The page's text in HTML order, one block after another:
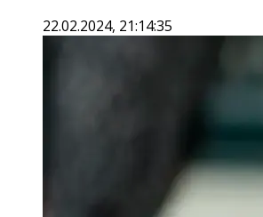
22.02.2024, 21:14:35